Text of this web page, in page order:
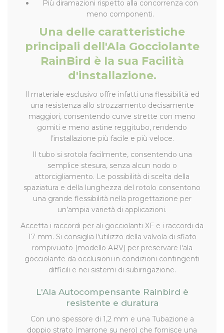
Più diramazioni rispetto alla concorrenza con
meno componenti.
Una delle caratteristiche
principali dell'Ala Gocciolante
RainBird è la sua Facilità
d'installazione.
Il materiale esclusivo offre infatti una flessibilità ed
una resistenza allo strozzamento decisamente
maggiori, consentendo curve strette con meno
gomiti e meno astine reggitubo, rendendo
l’installazione più facile e più veloce.
Il tubo si srotola facilmente, consentendo una
semplice stesura, senza alcun nodo o
attorcigliamento. Le possibilità di scelta della
spaziatura e della lunghezza del rotolo consentono
una grande flessibilità nella progettazione per
un’ampia varietà di applicazioni.
Accetta i raccordi per ali gocciolanti XF e i raccordi da
17 mm. Si consiglia l'utilizzo della valvola di sfiato
rompivuoto (modello ARV) per preservare l'ala
gocciolante da occlusioni in condizioni contingenti
difficili e nei sistemi di subirrigazione.
L'Ala Autocompensante Rainbird è
resistente e duratura
Con uno spessore di 1,2 mm e una Tubazione a
doppio strato (marrone su nero) che fornisce una